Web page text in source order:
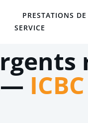
PRESTATIONS DE
SERVICE
—